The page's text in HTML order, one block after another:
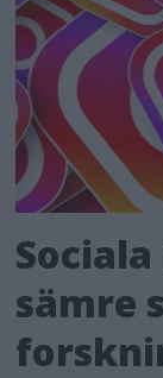
sämre